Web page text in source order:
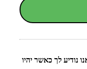
נודיע לך כאשר יהיו